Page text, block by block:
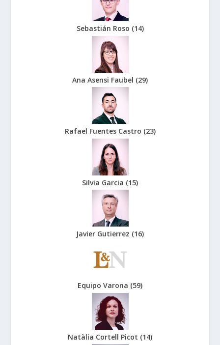
Sebastián Roso (14)
Ana Asensi Faubel (29)
Rafael Fuentes Castro (23)
Silvia Garcia (15)
Javier Gutierrez (16)
Equipo Varona (59)
Natàlia Cortell Picot (14)